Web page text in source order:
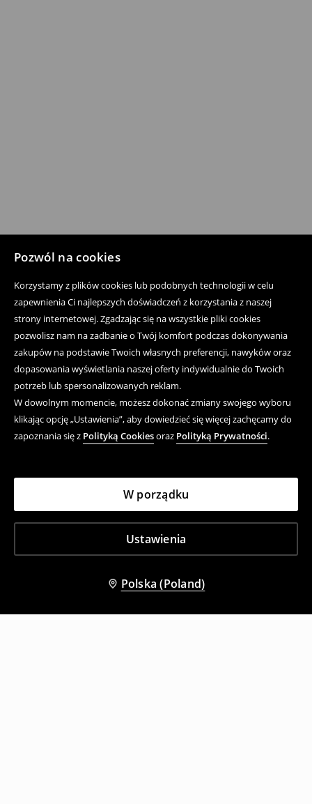
Pozwól na cookies
Korzystamy z plików cookies lub podobnych technologii w celu
zapewnienia Ci najlepszych doświadczeń z korzystania z naszej
strony internetowej. Zgadzając się na wszystkie pliki cookies
pozwolisz nam na zadbanie o Twój komfort podczas dokonywania
zakupów na podstawie Twoich własnych preferencji, nawyków oraz
dopasowania wyświetlania naszej oferty indywidualnie do Twoich
potrzeb lub spersonalizowanych reklam.
W dowolnym momencie, możesz dokonać zmiany swojego wyboru
klikając opcję „Ustawienia”, aby dowiedzieć się więcej zachęcamy do
zapoznania się z Polityką Cookiesoraz Polityką Prywatności.
Ustawienia
W porządku
Polska (Poland)